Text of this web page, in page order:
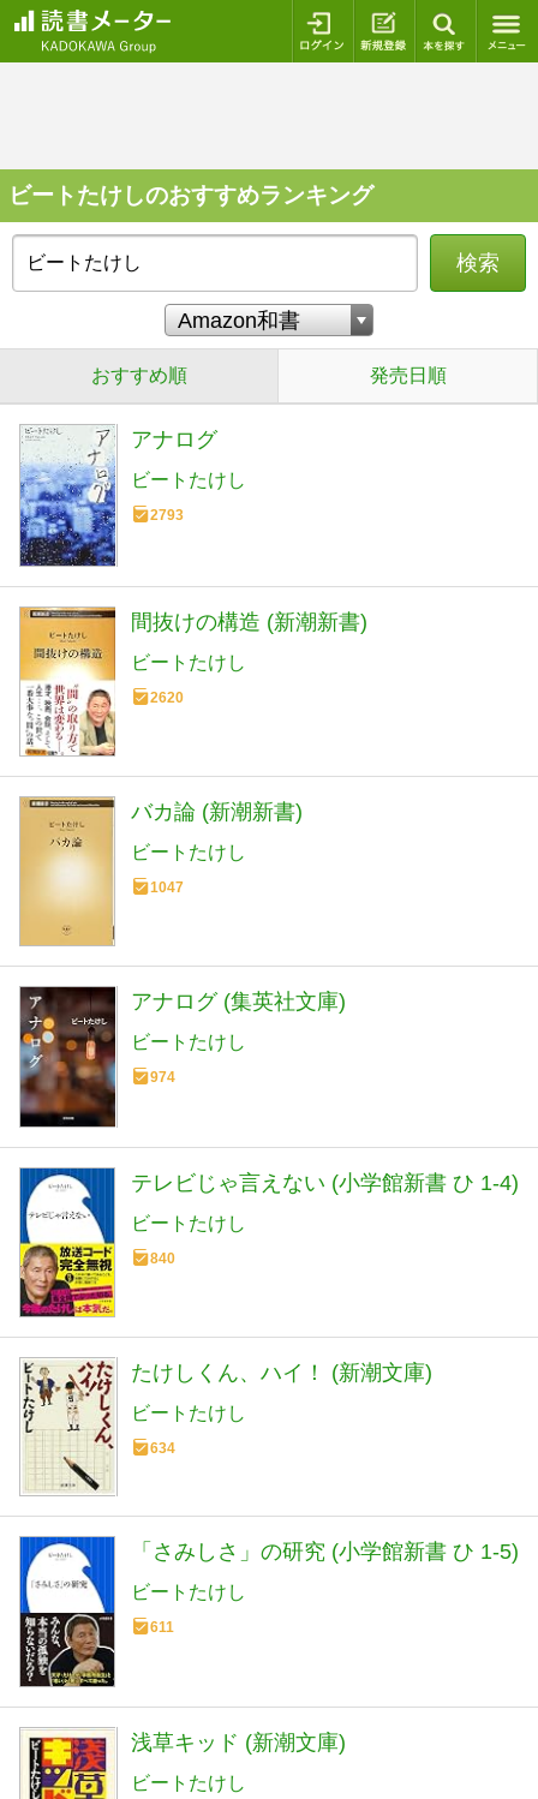
ログイン 新規登録
ビートたけしのおすすめランキング
検索
おすすめ順 発売日順
アナログ
ビートたけし
2793
間抜けの構造 (新潮新書)
ビートたけし
2620
バカ論 (新潮新書)
ビートたけし
1047
アナログ (集英社文庫)
ビートたけし
974
テレビじゃ言えない (小学館新書 ひ 1-4)
ビートたけし
840
たけしくん、ハイ！ (新潮文庫)
ビートたけし
634
「さみしさ」の研究 (小学館新書 ひ 1-5)
ビートたけし
611
浅草キッド (新潮文庫)
ビートたけし